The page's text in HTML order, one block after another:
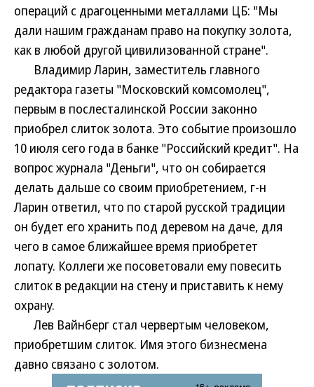
операций с драгоценными металлами ЦБ: "Мы
дали нашим гражданам право на покупку золота,
как в любой другой цивилизованной стране".
Владимир Ларин, заместитель главного
редактора газеты "Московский комсомолец",
первым в послесталинской России законно
приобрел слиток золота. Это событие произошло
10 июля сего года в банке "Российский кредит". На
вопрос журнала "Деньги", что он собирается
делать дальше со своим приобретением, г-н
Ларин ответил, что по старой русской традиции
он будет его хранить под деревом на даче, для
чего в самое ближайшее время приобретет
лопату. Коллеги же посоветовали ему повесить
слиток в редакции на стену и приставить к нему
охрану.
Лев Вайнберг стал червертым человеком,
приобретшим слиток. Имя этого бизнесмена
давно связано с золотом.